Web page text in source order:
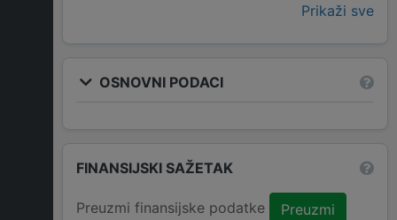
Prikaži sve
OSNOVNI PODACI
FINANSIJSKI SAŽETAK
Preuzmi finansijske podatke Preuzmi